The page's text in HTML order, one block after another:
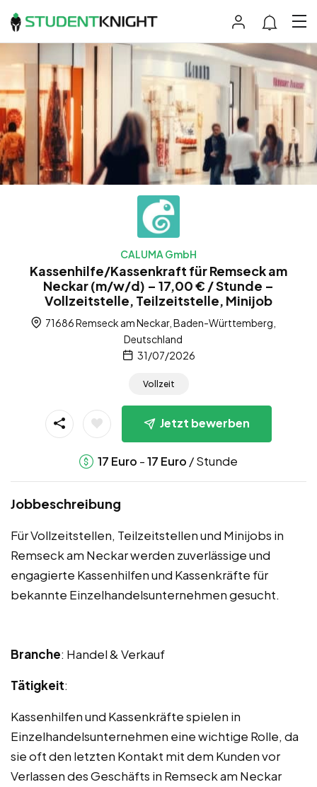
CALUMA GmbH
Kassenhilfe/Kassenkraft für Remseck am
Neckar (m/w/d) – 17,00 € / Stunde –
Vollzeitstelle, Teilzeitstelle, Minijob
71686 Remseck am Neckar, Baden-Württemberg,
Deutschland
31/07/2026
Vollzeit
Jetzt bewerben
17 Euro -17 Euro / Stunde
Jobbeschreibung
Für Vollzeitstellen, Teilzeitstellen und Minijobs in
Remseck am Neckar werden zuverlässige und
engagierte Kassenhilfen und Kassenkräfte für
bekannte Einzelhandelsunternehmen gesucht.
Branche: Handel & Verkauf
Tätigkeit:
Kassenhilfen und Kassenkräfte spielen in
Einzelhandelsunternehmen eine wichtige Rolle, da
sie oft den letzten Kontakt mit dem Kunden vor
Verlassen des Geschäfts in Remseck am Neckar